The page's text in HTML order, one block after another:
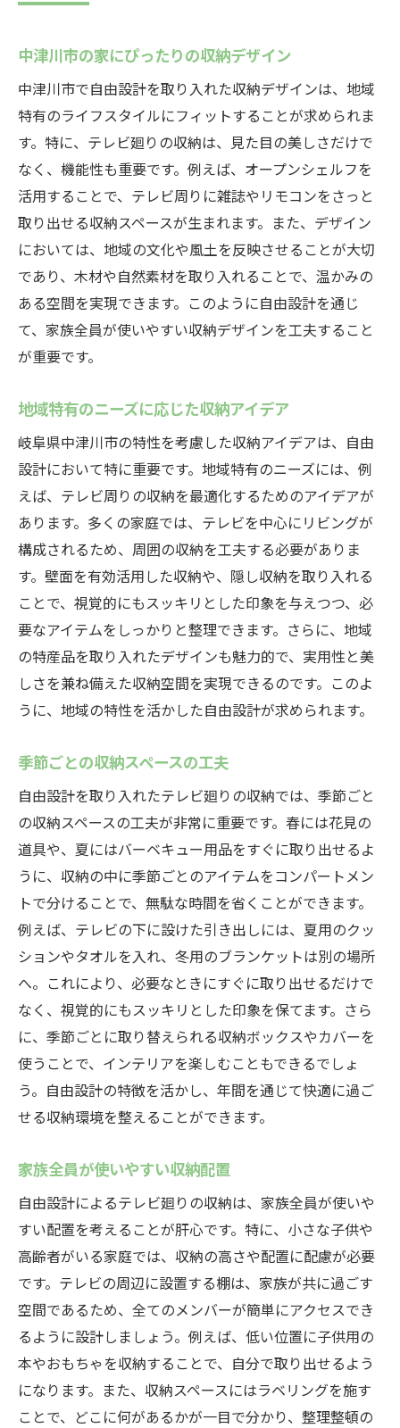
中津川市の家にぴったりの収納デザイン
中津川市で自由設計を取り入れた収納デザインは、地域
特有のライフスタイルにフィットすることが求められま
す。特に、テレビ廻りの収納は、見た目の美しさだけで
なく、機能性も重要です。例えば、オープンシェルフを
活用することで、テレビ周りに雑誌やリモコンをさっと
取り出せる収納スペースが生まれます。また、デザイン
においては、地域の文化や風土を反映させることが大切
であり、木材や自然素材を取り入れることで、温かみの
ある空間を実現できます。このように自由設計を通じ
て、家族全員が使いやすい収納デザインを工夫すること
が重要です。
地域特有のニーズに応じた収納アイデア
岐阜県中津川市の特性を考慮した収納アイデアは、自由
設計において特に重要です。地域特有のニーズには、例
えば、テレビ周りの収納を最適化するためのアイデアが
あります。多くの家庭では、テレビを中心にリビングが
構成されるため、周囲の収納を工夫する必要がありま
す。壁面を有効活用した収納や、隠し収納を取り入れる
ことで、視覚的にもスッキリとした印象を与えつつ、必
要なアイテムをしっかりと整理できます。さらに、地域
の特産品を取り入れたデザインも魅力的で、実用性と美
しさを兼ね備えた収納空間を実現できるのです。このよ
うに、地域の特性を活かした自由設計が求められます。
季節ごとの収納スペースの工夫
自由設計を取り入れたテレビ廻りの収納では、季節ごと
の収納スペースの工夫が非常に重要です。春には花見の
道具や、夏にはバーベキュー用品をすぐに取り出せるよ
うに、収納の中に季節ごとのアイテムをコンパートメン
トで分けることで、無駄な時間を省くことができます。
例えば、テレビの下に設けた引き出しには、夏用のクッ
ションやタオルを入れ、冬用のブランケットは別の場所
へ。これにより、必要なときにすぐに取り出せるだけで
なく、視覚的にもスッキリとした印象を保てます。さら
に、季節ごとに取り替えられる収納ボックスやカバーを
使うことで、インテリアを楽しむこともできるでしょ
う。自由設計の特徴を活かし、年間を通じて快適に過ご
せる収納環境を整えることができます。
家族全員が使いやすい収納配置
自由設計によるテレビ廻りの収納は、家族全員が使いや
すい配置を考えることが肝心です。特に、小さな子供や
高齢者がいる家庭では、収納の高さや配置に配慮が必要
です。テレビの周辺に設置する棚は、家族が共に過ごす
空間であるため、全てのメンバーが簡単にアクセスでき
るように設計しましょう。例えば、低い位置に子供用の
本やおもちゃを収納することで、自分で取り出せるよう
になります。また、収納スペースにはラベリングを施す
ことで、どこに何があるかが一目で分かり、整理整頓の